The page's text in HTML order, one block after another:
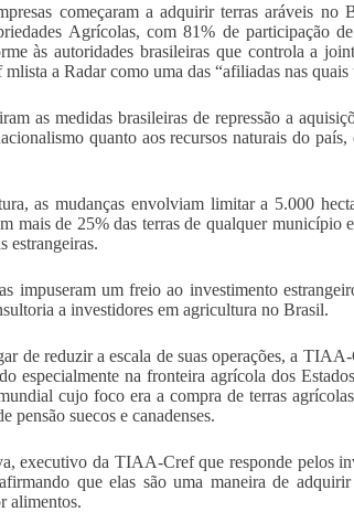
começaram a adquirir terras aráveis
Agrícolas, com 81% de participação
às autoridades brasileiras que controla a
a Radar como uma das “afiliadas nas quais
as medidas brasileiras de repressão a
quanto aos recursos naturais do
as mudanças envolviam limitar a 5.000
mais de 25% das terras de qualquer município
estrangeiras.
impuseram um freio ao investimento
a investidores em agricultura no Brasil.
de reduzir a escala de suas operações, a
especialmente na fronteira agrícola dos
cujo foco era a compra de terras
pensão suecos e canadenses.
executivo da TIAA-Cref que responde pelos
que elas são uma maneira de
alimentos.